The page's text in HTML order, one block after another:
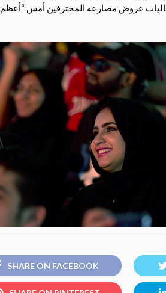
عروض مصارعة المحترفين أمس “أعظم
SHARE ON FACEBOOK